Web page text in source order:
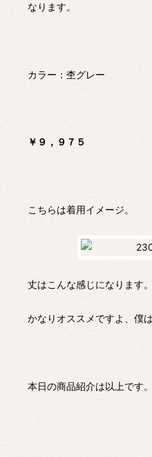
なります。
カラー：杢グレー
￥９，９７５
こちらは着用イメージ。
丈はこんな感じになります。
かなりオススメですよ、僕
本日の商品紹介は以上です。